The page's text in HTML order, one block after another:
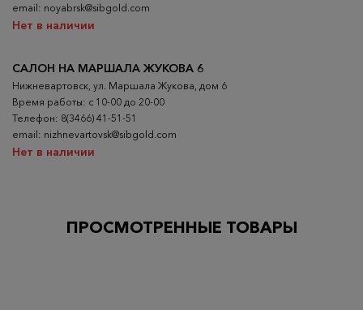
email: noyabrsk@sibgold.com
Нет в наличии
САЛОН НА МАРШАЛА ЖУКОВА 6
Нижневартовск, ул. Маршала Жукова, дом 6
Время работы: с 10-00 до 20-00
Телефон: 8(3466) 41-51-51
email: nizhnevartovsk@sibgold.com
Нет в наличии
ПРОСМОТРЕННЫЕ ТОВАРЫ